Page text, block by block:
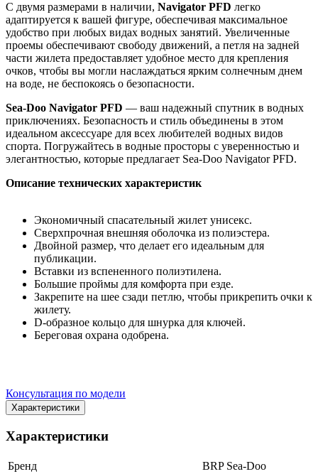
С двумя размерами в наличии, Navigator PFD легко
адаптируется к вашей фигуре, обеспечивая максимальное
удобство при любых видах водных занятий. Увеличенные
проемы обеспечивают свободу движений, а петля на задней
части жилета предоставляет удобное место для крепления
очков, чтобы вы могли наслаждаться ярким солнечным днем
на воде, не беспокоясь о безопасности.
Sea-Doo Navigator PFD — ваш надежный спутник в водных
приключениях. Безопасность и стиль объединены в этом
идеальном аксессуаре для всех любителей водных видов
спорта. Погружайтесь в водные просторы с уверенностью и
элегантностью, которые предлагает Sea-Doo Navigator PFD.
Описание технических характеристик
Экономичный спасательный жилет унисекс.
Сверхпрочная внешняя оболочка из полиэстера.
Двойной размер, что делает его идеальным для
публикации.
Вставки из вспененного полиэтилена.
Большие проймы для комфорта при езде.
Закрепите на шее сзади петлю, чтобы прикрепить очки к
жилету.
D-образное кольцо для шнурка для ключей.
Береговая охрана одобрена.
Консультация по модели
Характеристики
Характеристики
Бренд
BRP Sea-Doo